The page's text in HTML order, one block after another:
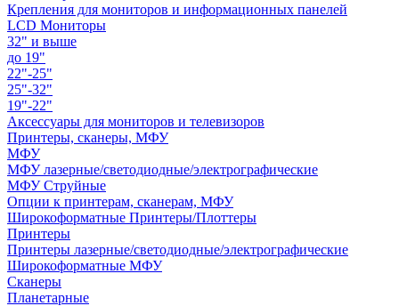
Крепления для мониторов и информационных панелей
LCD Мониторы
32" и выше
до 19"
22"-25"
25"-32"
19"-22"
Аксессуары для мониторов и телевизоров
Принтеры, сканеры, МФУ
МФУ
МФУ лазерные/светодиодные/электрографические
МФУ Струйные
Опции к принтерам, сканерам, МФУ
Широкоформатные Принтеры/Плоттеры
Принтеры
Принтеры лазерные/светодиодные/электрографические
Широкоформатные МФУ
Сканеры
Планетарные